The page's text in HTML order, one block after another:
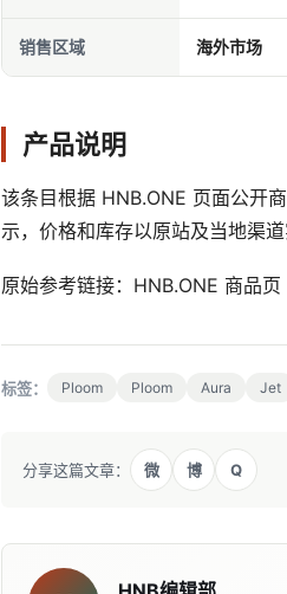
销售区域 海外市场
产品说明
该条目根据 HNB.ONE 页面公开
示，价格和库存以原站及当地渠道
原始参考链接： HNB.ONE 商品页
标签： Ploom Ploom Aura Jet
分享这篇文章： 微 博 Q